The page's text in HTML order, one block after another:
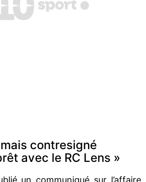
contresigné
avec le RC Lens »
un communiqué sur l’affaire